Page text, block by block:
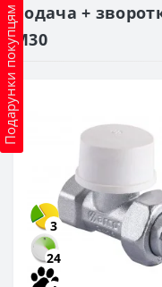
Подарунки покупцямподача +
М30
3
24